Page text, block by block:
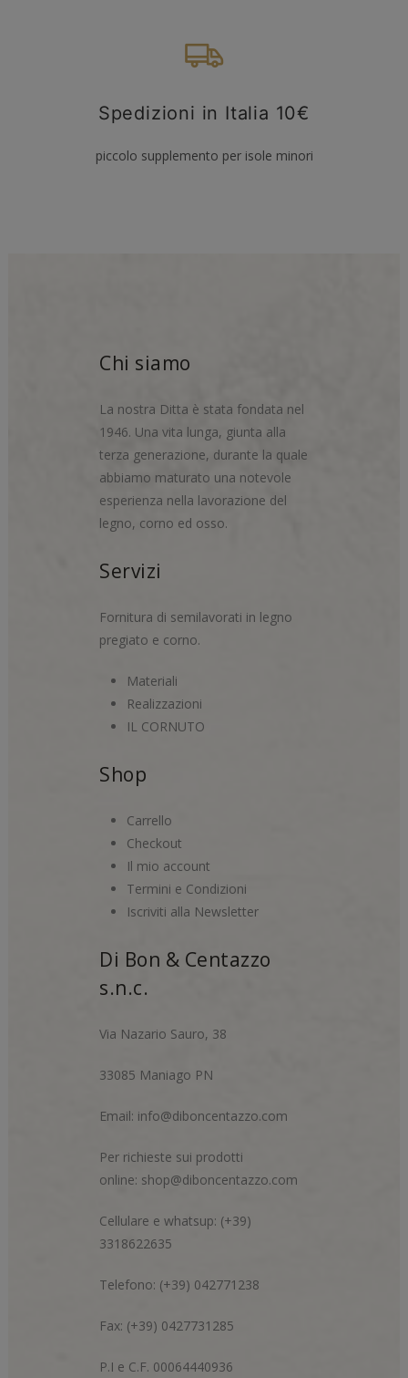
Spedizioni in Italia 10€
piccolo supplemento per isole minori
Chi siamo
La nostra Ditta è stata fondata nel
1946. Una vita lunga, giunta alla
terza generazione, durante la quale
abbiamo maturato una notevole
esperienza nella lavorazione del
legno, corno ed osso.
Servizi
Fornitura di semilavorati in legno
pregiato e corno.
Materiali
Realizzazioni
IL CORNUTO
Shop
Carrello
Checkout
Il mio account
Termini e Condizioni
Iscriviti alla Newsletter
Di Bon & Centazzo
s.n.c.
Via Nazario Sauro, 38
33085 Maniago PN
Email: info@diboncentazzo.com
Per richieste sui prodotti
online: shop@diboncentazzo.com
Cellulare e whatsup: (+39)
3318622635
Telefono: (+39) 042771238
Fax: (+39) 0427731285
P.I e C.F. 00064440936